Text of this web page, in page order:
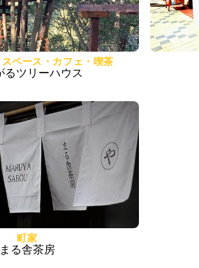
ペース・カフェ・喫茶
るツリーハウス
町家
まる舎茶房